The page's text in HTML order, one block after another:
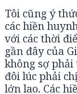
Tôi cũng ý
các hiền
với các thời
gần đây của
không sợ
đôi lúc phải
lớn lao. Các